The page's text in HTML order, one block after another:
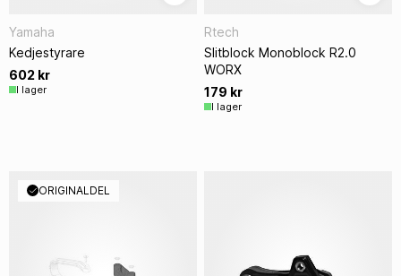
Yamaha
Kedjestyrare
602 kr
I lager
Rtech
Slitblock Monoblock R2.0
WORX
179 kr
I lager
ORIGINALDEL